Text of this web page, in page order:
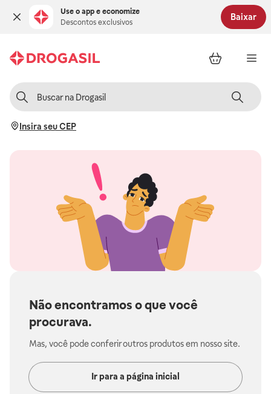
Use o app e economize
Descontos exclusivos
Baixar
Insira seu CEP
Não encontramos o que você
procurava.
Mas, você pode conferir outros produtos em nosso site.
Ir para a página inicial